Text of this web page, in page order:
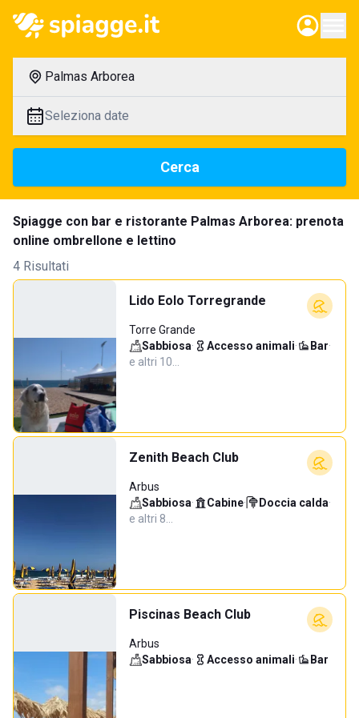
Palmas Arborea
Seleziona date
Cerca
Spiagge con bar e ristorante Palmas Arborea: prenota
online ombrellone e lettino
4 Risultati
Lido Eolo Torregrande
Torre Grande
Sabbiosa· Accesso animali· Bar·
e altri 10…
Zenith Beach Club
Arbus
Sabbiosa· Cabine· Doccia calda·
e altri 8…
Piscinas Beach Club
Arbus
Sabbiosa· Accesso animali· Bar